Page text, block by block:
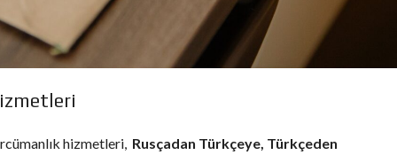
hizmetleri, Rusçadan Türkçeye, Türkçeden